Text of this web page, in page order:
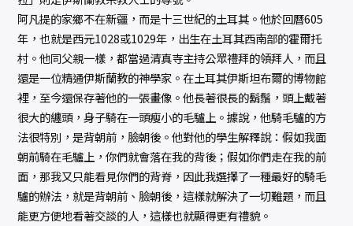
阿凡提的家鄉不在新疆，而是十三世紀的土耳其。他於回曆605
年，也就是西元1028或1029年，出生在土耳其西南部的霍爾托
村。他同父親一樣，都當過清真寺主持公眾禮拜的領拜人，而且
還是一位精通伊斯蘭教的神學家。在土耳其伊斯坦布爾的博物館
裡，至今還保存著他的一張畫像。他長著很長的鬍鬚，頭上戴著
很大的纏頭，身子騎在一頭瘦小的毛驢上。據說，他騎毛驢的方
法很特別，是背朝前，臉朝後。他對他的學生解釋說：假如我面
朝前騎在毛驢上，你們就會落在我的背後；假如你們走在我的前
面，那我又只能看見你們的背脊，因此我選擇了一種最好的騎毛
驢的辦法，就是背朝前、臉朝後，這樣就解決了一切難題，而且
能更方便地看著交談的人，這樣也就顯得更有禮貌。